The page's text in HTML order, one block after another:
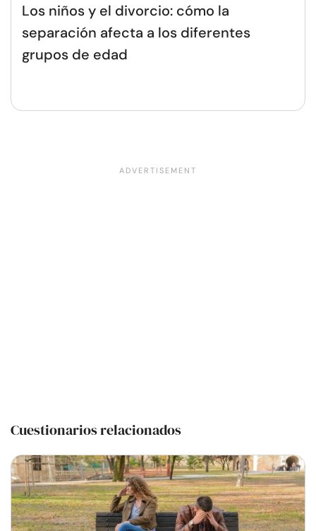
Los niños y el divorcio: cómo la
separación afecta a los diferentes
grupos de edad
Cuestionarios relacionados